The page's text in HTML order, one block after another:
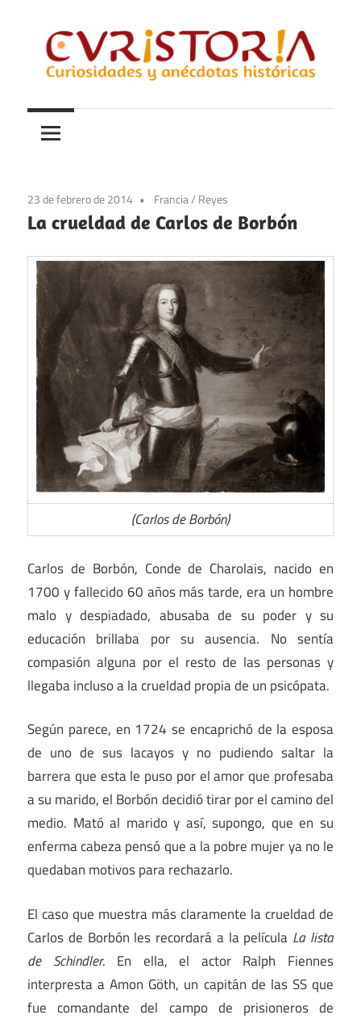
contenido
Curistoria
y
anécdotas
historia
23 de febrero de 2014 Francia/ Reyes
La crueldad de Carlos de Borbón
(Carlos de Borbón)
Carlos de Borbón, Conde de Charolais, nacido en
1700 y fallecido 60 años más tarde, era un hombre
malo y despiadado, abusaba de su poder y su
educación brillaba por su ausencia. No sentía
compasión alguna por el resto de las personas y
llegaba incluso a la crueldad propia de un psicópata.
Según parece, en 1724 se encaprichó de la esposa
de uno de sus lacayos y no pudiendo saltar la
barrera que esta le puso por el amor que profesaba
a su marido, el Borbón decidió tirar por el camino del
medio. Mató al marido y así, supongo, que en su
enferma cabeza pensó que a la pobre mujer ya no le
quedaban motivos para rechazarlo.
El caso que muestra más claramente la crueldad de
Carlos de Borbón les recordará a la película La lista
de Schindler. En ella, el actor Ralph Fiennes
interpresta a Amon Göth, un capitán de las SS que
fue comandante del campo de prisioneros de